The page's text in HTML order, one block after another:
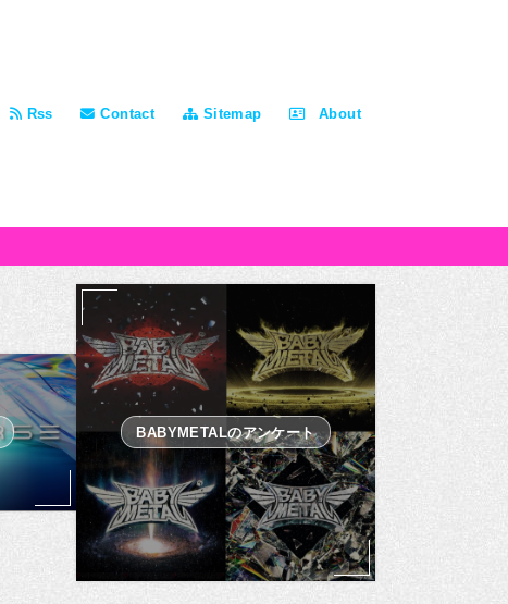
Rss Contact Sitemap About
BABYMETALのアンケート